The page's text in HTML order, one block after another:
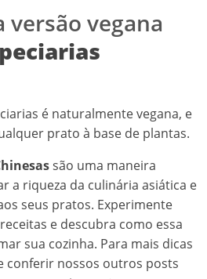
conferir nossos outros posts
e como criar pratos
por Paulo